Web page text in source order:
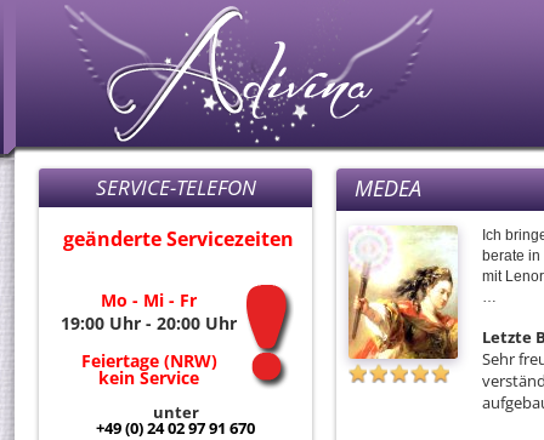
SERVICE-TELEFON
geänderte Servicezeiten
Mo - Mi - Fr
19:00 Uhr - 20:00 Uhr
Feiertage (NRW)
kein Service
unter
+49 (0) 24 02 97 91 670
MEDEA
Ich
berate
mit
…
Letzte
Sehr